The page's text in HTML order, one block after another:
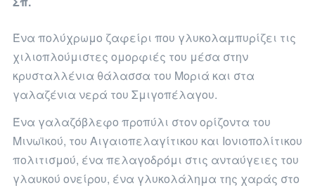
Ένα πολύχρωμο ζαφείρι που γλυκολαμπυρίζει τις
χιλιοπλούμιστες ομορφιές του μέσα στην
κρυσταλλένια θάλασσα του Μοριά και στα
γαλαζένια νερά του Σμιγοπέλαγου.
Ένα γαλαζόβλεφο προπύλι στον ορίζοντα του
Μινωϊκού, του Αιγαιοπελαγίτικου και Ιονιοπολίτικου
πολιτισμού, ένα πελαγοδρόμι στις ανταύγειες του
γλαυκού ονείρου, ένα γλυκολάλημα της χαράς στο